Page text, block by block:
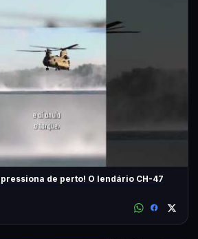
de perto! O lendário CH-47